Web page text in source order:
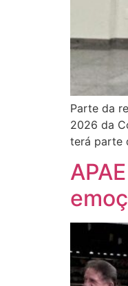
Parte da
2026 da
terá parte